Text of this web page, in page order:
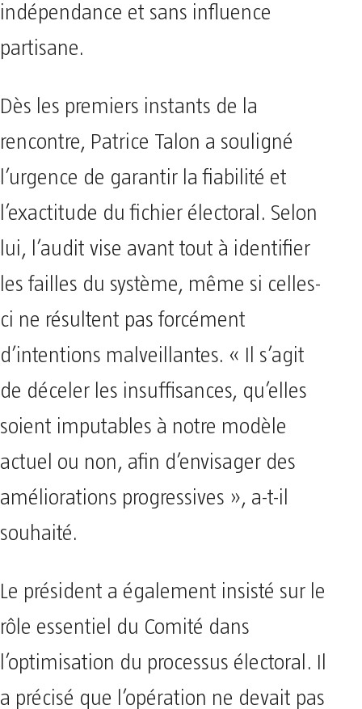
indépendance et sans influence
partisane.
Dès les premiers instants de la
rencontre, Patrice Talon a souligné
l’urgence de garantir la fiabilité et
l’exactitude du fichier électoral. Selon
lui, l’audit vise avant tout à identifier
les failles du système, même si celles-
ci ne résultent pas forcément
d’intentions malveillantes. « Il s’agit
de déceler les insuffisances, qu’elles
soient imputables à notre modèle
actuel ou non, afin d’envisager des
améliorations progressives », a-t-il
souhaité.
Le président a également insisté sur le
rôle essentiel du Comité dans
l’optimisation du processus électoral. Il
a précisé que l’opération ne devait pas